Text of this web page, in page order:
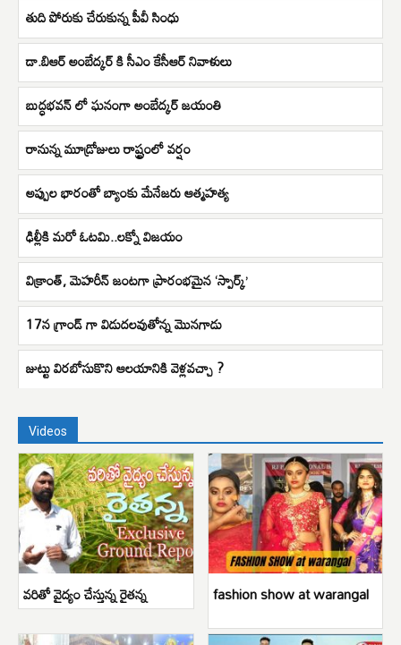
తుది పోరుకు చేరుకున్న పీవీ సింధు
డా.బిఆర్ అంబేద్కర్ కి సీఎం కేసీఆర్ నివాళులు
బుద్ధభవన్ లో ఘనంగా అంబేద్కర్ జయంతి
రానున్న మూడ్రోజులు రాష్ట్రంలో వర్షం
అప్పుల భారంతో బ్యాంకు మేనేజరు ఆత్మహత్య
ఢిల్లీకి మరో ఓటమి..లక్నో విజయం
విక్రాంత్, మెహ‌రీన్ జంట‌గా ప్రారంభమైన ‘స్పార్క్’
17న గ్రాండ్ గా విడుద‌ల‌వుతోన్న మొన‌గాడు
జుట్టు విరబోసుకొని ఆలయానికి వెళ్లవచ్చా ?
Videos
వరితో వైద్యం చేస్తున్న రైతన్న fashion show at warangal